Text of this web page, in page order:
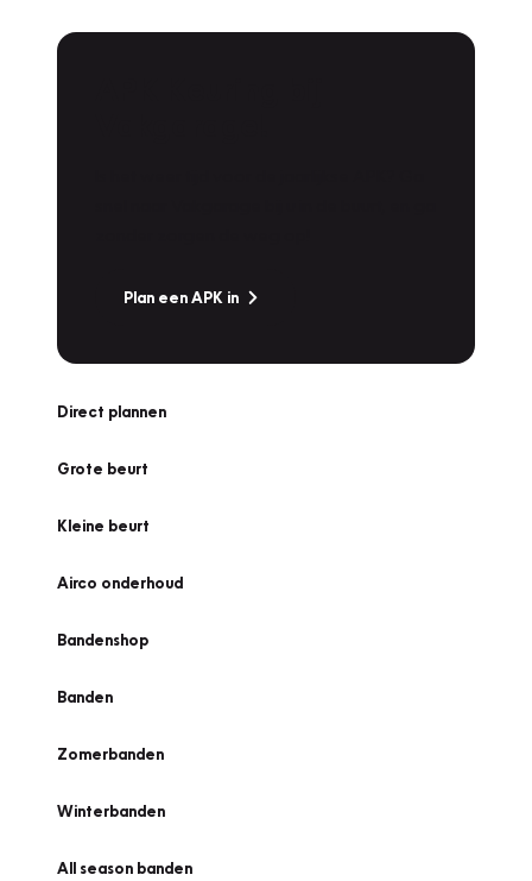
Plan een APK in
Direct plannen
Grote beurt
Kleine beurt
Airco onderhoud
Bandenshop
Banden
Zomerbanden
Winterbanden
All season banden